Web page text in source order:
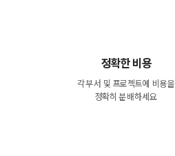
정확한 비용
각 부서 및 프로젝트에 비용을
정확히 분배하세요